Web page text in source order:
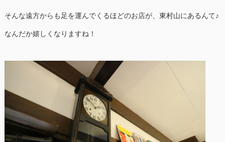
そんな遠方からも足を運んでくるほどのお店が、東村山にあるんて♪
なんだか嬉しくなりますね！